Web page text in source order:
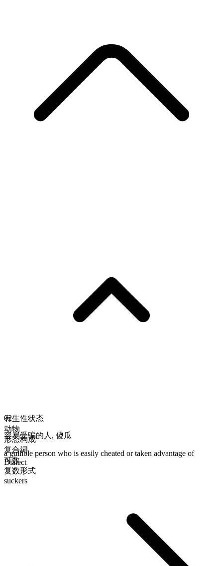
有生性状态
动物
形态构成
复合词
可数
复数形式
suckers
02
容易受骗的人 , 傻瓜
a gullible person who is easily cheated or taken advantage of
Dialect